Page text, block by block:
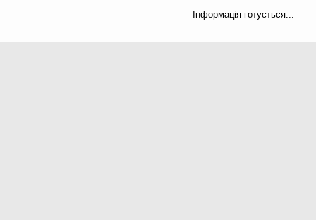
Інформація готується...